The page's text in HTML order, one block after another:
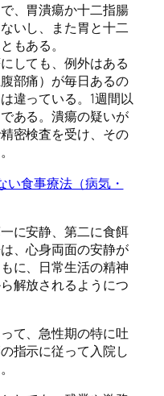
、胃潰瘍か十二指腸
いし、また胃と十二
もある。
しても、例外はある
部痛）が毎日あるの
違っている。1週間以
ある。潰瘍の疑いが
密検査を受け、その
い食事療法（病気・
に安静、第二に食餌
、心身両面の安静が
に、日常生活の精神
解放されるようにつ
て、急性期の特に吐
指示に従って入院し